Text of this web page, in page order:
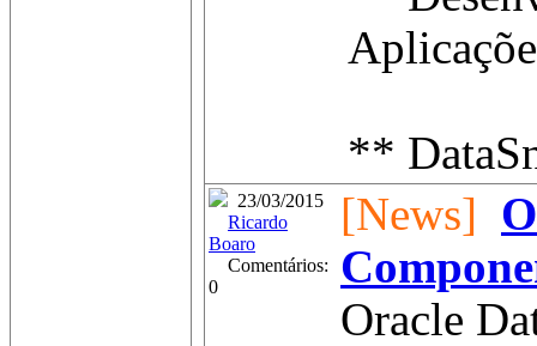
**
23/03/2015
Ricardo
Boaro
Comentários:
0
[News]
Oracle